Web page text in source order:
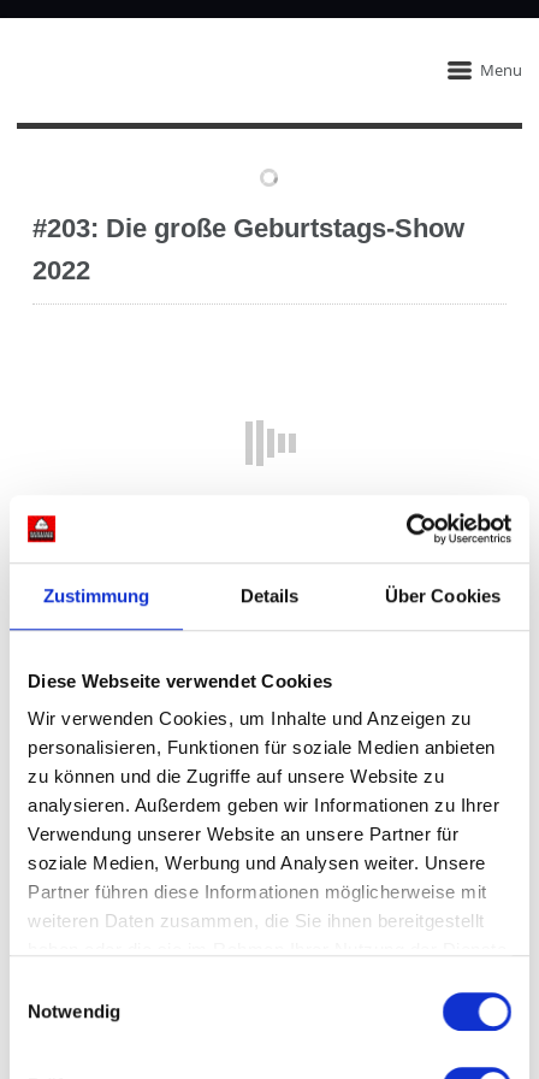
Zustimmung Details Über Cookies
Diese Webseite verwendet Cookies
Wir verwenden Cookies, um Inhalte und Anzeigen zu
personalisieren, Funktionen für soziale Medien anbieten
zu können und die Zugriffe auf unsere Website zu
analysieren. Außerdem geben wir Informationen zu Ihrer
Verwendung unserer Website an unsere Partner für
soziale Medien, Werbung und Analysen weiter. Unsere
Partner führen diese Informationen möglicherweise mit
weiteren Daten zusammen, die Sie ihnen bereitgestellt
Notwendig
Menu
#203: Die große Geburtstags-Show
2022
PODCAST FOLGEN 20 JUNI 2022
SHARE
Über Kack & Sach:
Welche Naturgesetze herrschen in der Welt von Spongebob?
Welche psychische Störung hat Darth Vader? Welche politischen
Für Fred und Tobi sind das keine Banalitäten, sondern die großen